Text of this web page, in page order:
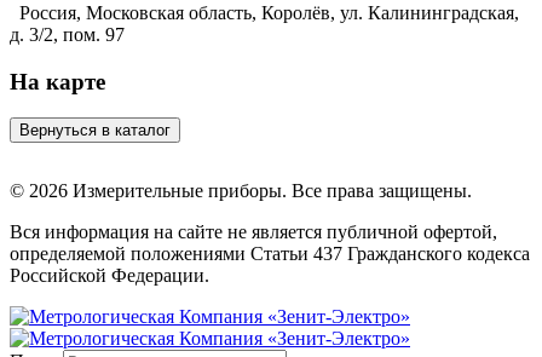
Россия, Московская область, Королёв, ул. Калининградская,
д. 3/2, пом. 97
На карте
© 2026 Измерительные приборы. Все права защищены.
Вся информация на сайте не является публичной офертой,
определяемой положениями Статьи 437 Гражданского кодекса
Российской Федерации.